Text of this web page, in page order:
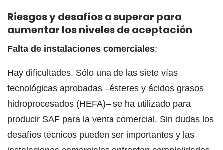
Riesgos y desafíos a superar para
aumentar los niveles de aceptación
Falta de instalaciones comerciales:
Hay dificultades. Sólo una de las siete vías
tecnológicas aprobadas –ésteres y ácidos grasos
hidroprocesados ​​(HEFA)– se ha utilizado para
producir SAF para la venta comercial. Sin dudas los
desafíos técnicos pueden ser importantes y las